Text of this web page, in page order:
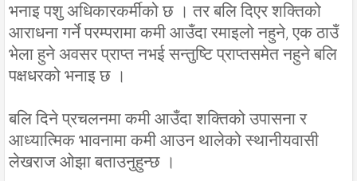
भनाइ पशु अधिकारकर्मीको छ । तर बलि दिएर शक्तिको
आराधना गर्ने परम्परामा कमी आउँदा रमाइलो नहुने, एक ठाउँ
भेला हुने अवसर प्राप्त नभई सन्तुष्टि प्राप्तसमेत नहुने बलि
पक्षधरको भनाइ छ ।
बलि दिने प्रचलनमा कमी आउँदा शक्तिको उपासना र
आध्यात्मिक भावनामा कमी आउन थालेको स्थानीयवासी
लेखराज ओझा बताउनुहुन्छ ।